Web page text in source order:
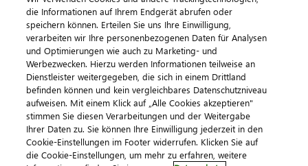
Kundenservice und Produktanforderungen
Gewerblich und technisch
Betriebswirtschaft
Kontakt
Kontaktieren Sie uns
die Informationen auf Ihrem Endgerät abrufen oder
speichern können. Erteilen Sie uns Ihre Einwilligung,
verarbeiten wir Ihre personenbezogenen Daten für Analysen
und Optimierungen wie auch zu Marketing- und
Werbezwecken. Hierzu werden Informationen teilweise an
Dienstleister weitergegeben, die sich in einem Drittland
befinden können und kein vergleichbares Datenschutzniveau
aufweisen. Mit einem Klick auf „Alle Cookies akzeptieren"
stimmen Sie diesen Verarbeitungen und der Weitergabe
Ihrer Daten zu. Sie können Ihre Einwilligung jederzeit in den
Cookie-Einstellungen im Footer widerrufen. Klicken Sie auf
die Cookie-Einstellungen, um mehr zu erfahren, weitere